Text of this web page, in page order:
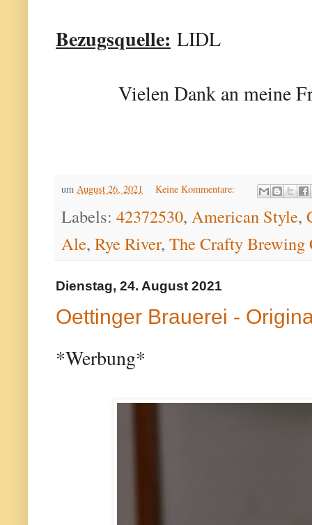
Bezugsquelle: LIDL
Vielen Dank an meine
um August 26, 2021 Keine Kommentare:
Labels: 42372530, American Style,
Ale, Rye River, The Crafty Brewing
Dienstag, 24. August 2021
Oettinger Brauerei -
*Werbung*